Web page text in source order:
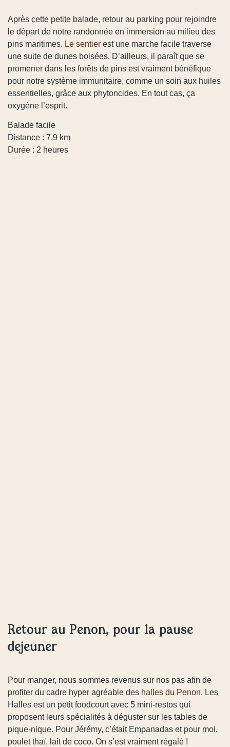
Après cette petite balade, retour au parking pour rejoindre
le départ de notre randonnée en immersion au milieu des
pins maritimes. Le sentier est une marche facile traverse
une suite de dunes boisées. D’ailleurs, il paraît que se
promener dans les forêts de pins est vraiment bénéfique
pour notre système immunitaire, comme un soin aux huiles
essentielles, grâce aux phytoncides. En tout cas, ça
oxygène l’esprit.
Balade facile
Distance : 7,9 km
Durée : 2 heures
Retour au Penon, pour la pause
déjeuner
Pour manger, nous sommes revenus sur nos pas afin de
profiter du cadre hyper agréable des halles du Penon. Les
Halles est un petit foodcourt avec 5 mini-restos qui
proposent leurs spécialités à déguster sur les tables de
pique-nique. Pour Jérémy, c’était Empanadas et pour moi,
poulet thaï, lait de coco. On s’est vraiment régalé !